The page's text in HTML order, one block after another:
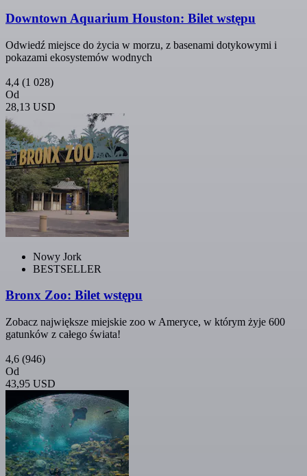
Downtown Aquarium Houston: Bilet wstępu
Odwiedź miejsce do życia w morzu, z basenami dotykowymi i
pokazami ekosystemów wodnych
4,4 (1 028)
Od
28,13 USD
Nowy Jork
BESTSELLER
Bronx Zoo: Bilet wstępu
Zobacz największe miejskie zoo w Ameryce, w którym żyje 600
gatunków z całego świata!
4,6 (946)
Od
43,95 USD